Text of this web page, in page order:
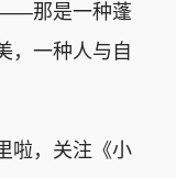
那是一种蓬
，一种人与自
啦，关注《小